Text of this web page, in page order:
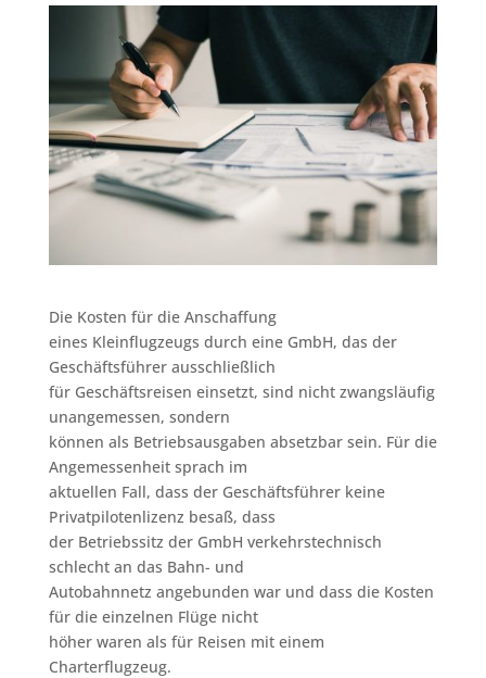
Die Kosten für die Anschaffung
eines Kleinflugzeugs durch eine GmbH, das der
Geschäftsführer ausschließlich
für Geschäftsreisen einsetzt, sind nicht zwangsläufig
unangemessen, sondern
können als Betriebsausgaben absetzbar sein. Für die
Angemessenheit sprach im
aktuellen Fall, dass der Geschäftsführer keine
Privatpilotenlizenz besaß, dass
der Betriebssitz der GmbH verkehrstechnisch
schlecht an das Bahn- und
Autobahnnetz angebunden war und dass die Kosten
für die einzelnen Flüge nicht
höher waren als für Reisen mit einem
Charterflugzeug.